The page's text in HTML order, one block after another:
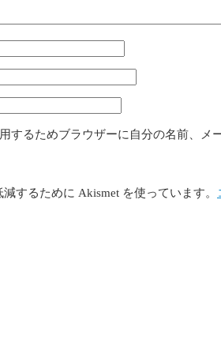
するためブラウザーに自分の名前、メ
するために Akismet を使っています。